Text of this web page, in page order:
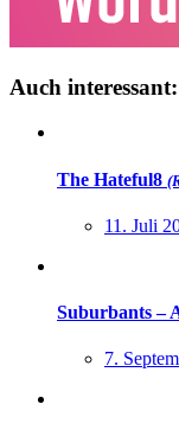
Auch interessant:
The Hateful8
11. Juli
Suburbants –
7.